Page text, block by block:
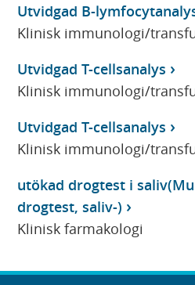
Utvidgad B-
Klinisk immunologi/
Utvidgad T-cellsanalys
Klinisk immunologi/
Utvidgad T-cellsanalys
Klinisk immunologi/
utökad drogtest i
drogtest, saliv-)
Klinisk farmakologi